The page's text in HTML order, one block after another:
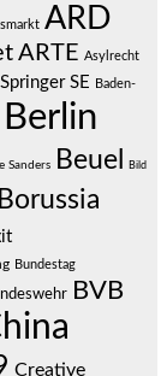
ARD
ARTE Asylrecht
SE Baden-
Berlin
Sanders Beuel Bild
Borussia
Bundestag
BVB
Creative